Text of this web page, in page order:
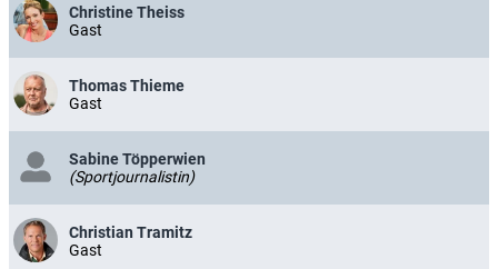
Christine Theiss
Gast
Thomas Thieme
Gast
Sabine Töpperwien
(Sportjournalistin)
Christian Tramitz
Gast